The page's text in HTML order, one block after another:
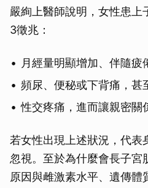
嚴絢上醫師說明，女性患上
3徵兆：
月經量明顯增加、伴隨疲
頻尿、便秘或下背痛，甚
性交疼痛，進而讓親密關
若女性出現上述狀況，代表
忽視。至於為什麼會長子宮
原因與雌激素水平、遺傳體